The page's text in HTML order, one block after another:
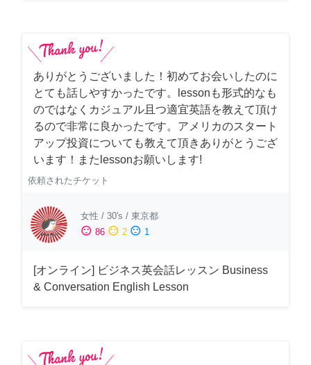
ありがとうございました！初めてお会いしたのに
とても話しやすかったです。lessonも形式的なも
のではなくカジュアル且つ適宜英語を教えて頂け
るので非常に良かったです。アメリカのスタート
アップ投資についても教えて頂きありがとうござ
います！またlessonお願いします!
依頼されたチケット
女性 / 30's / 東京都
sentiment_satisfied 86 sentiment_neutral 2 sentiment_dissatisfied 1
[オンライン] ビジネス英会話レッスン Business
& Conversation English Lesson